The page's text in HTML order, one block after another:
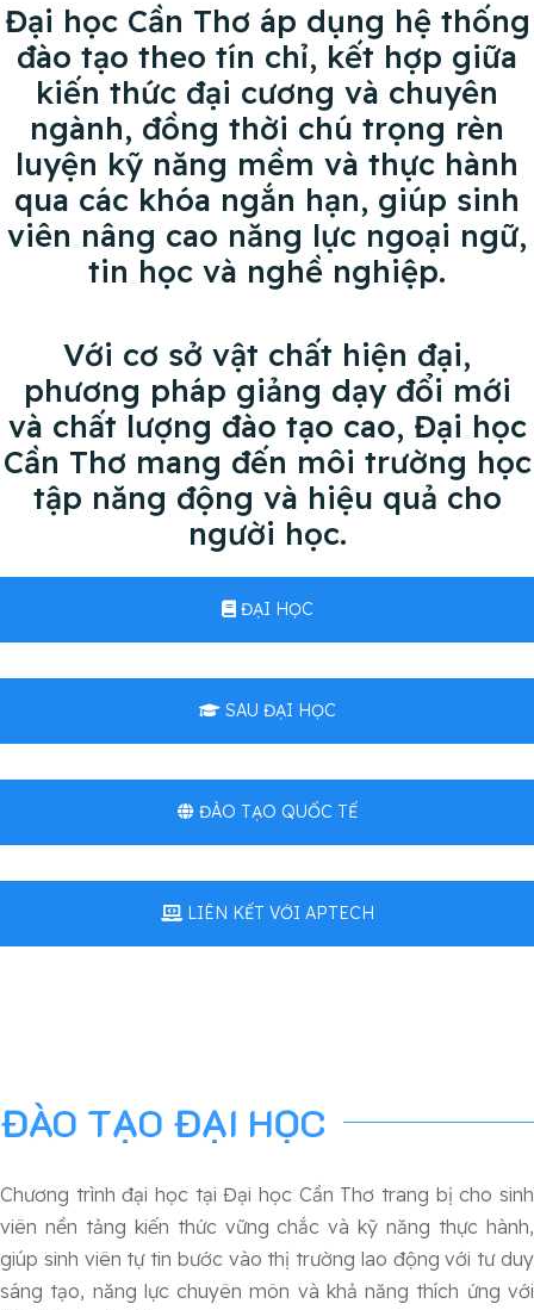
Đại học Cần Thơ áp dụng hệ thống
đào tạo theo tín chỉ, kết hợp giữa
kiến thức đại cương và chuyên
ngành, đồng thời chú trọng rèn
luyện kỹ năng mềm và thực hành
qua các khóa ngắn hạn, giúp sinh
viên nâng cao năng lực ngoại ngữ,
tin học và nghề nghiệp.
Với cơ sở vật chất hiện đại,
phương pháp giảng dạy đổi mới
và chất lượng đào tạo cao, Đại học
Cần Thơ mang đến môi trường học
tập năng động và hiệu quả cho
người học.
ĐẠI HỌC
SAU ĐẠI HỌC
ĐÀO TẠO QUỐC TẾ
LIÊN KẾT VỚI APTECH
ĐÀO TẠO ĐẠI HỌC
Chương trình đại học tại Đại học Cần Thơ trang bị cho sinh
viên nền tảng kiến ​​thức vững chắc và kỹ năng thực hành,
giúp sinh viên tự tin bước vào thị trường lao động với tư duy
sáng tạo, năng lực chuyên môn và khả năng thích ứng với